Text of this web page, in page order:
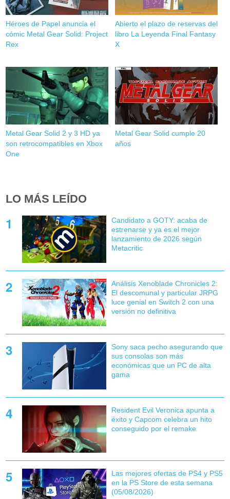
Héroes de Papel anuncia el
cómic Metal Gear Solid: Project
Rex
Abierto el plazo de reservas del
libro La Leyenda Final Fantasy
X
Metal Gear Solid 2 y 3 HD ya
son retrocompatibles en Xbox
One
Metal Gear Solid cumple 20
años
LO MÁS LEÍDO
Candidato a GOTY: acaba de
estrenarse y ya es el mejor
lanzamiento de 2026 según
Metacritic
Análisis Xenoblade Chronicles 2:
El descomunal y particular JRPG
luce genial en Switch 2 con una
versión no definitiva
Sony saca pecho asegurando que
sus consolas son más
económicas que un PC de alta
gama
Resident Evil Veronica apunta a
éxito y Capcom celebra un hito
conseguido por el remake
Las mejores ofertas de PS4 y PS5
en la PS Store de esta semana
(05/08/2026)